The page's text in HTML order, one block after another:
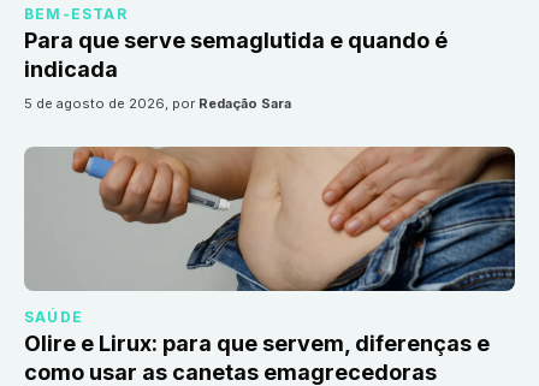
BEM-ESTAR
Para que serve semaglutida e quando é
indicada
5 de agosto de 2026, por Redação Sara
SAÚDE
Olire e Lirux: para que servem, diferenças e
como usar as canetas emagrecedoras